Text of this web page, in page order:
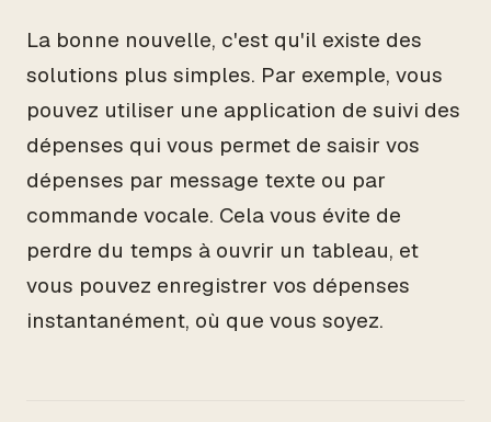
La bonne nouvelle, c'est qu'il existe des
solutions plus simples. Par exemple, vous
pouvez utiliser une application de suivi des
dépenses qui vous permet de saisir vos
dépenses par message texte ou par
commande vocale. Cela vous évite de
perdre du temps à ouvrir un tableau, et
vous pouvez enregistrer vos dépenses
instantanément, où que vous soyez.